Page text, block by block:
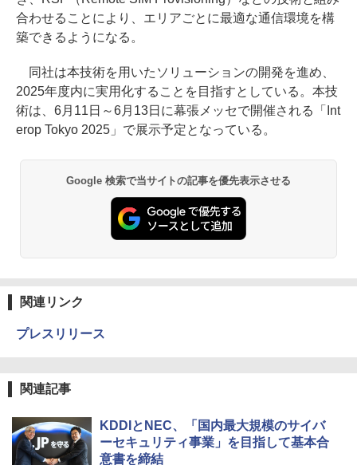
合わせることにより、エリアごとに最適な通信環境を構
築できるようになる。
同社は本技術を用いたソリューションの開発を進め、
2025年度内に実用化することを目指すとしている。本技
術は、6月11日～6月13日に幕張メッセで開催される「Int
erop Tokyo 2025」で展示予定となっている。
Google 検索で当サイトの記事を優先表示させる
関連リンク
プレスリリース
関連記事
KDDIとNEC、「国内最大規模のサイバ
ーセキュリティ事業」を目指して基本合
意書を締結